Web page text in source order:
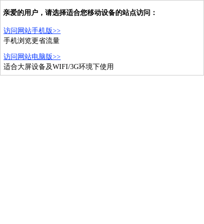
亲爱的用户，请选择适合您移动设备的站点访问：
访问网站手机版>>
手机浏览更省流量
访问网站电脑版>>
适合大屏设备及WIFI/3G环境下使用